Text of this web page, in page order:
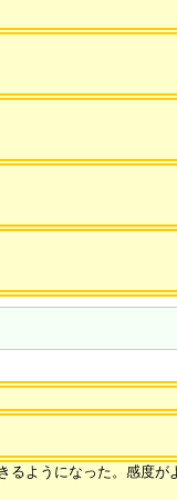
るようになった。感度